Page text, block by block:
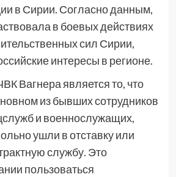
в Сирии. Согласно данным,
в боевых действиях
сил Сирии,
интересы в регионе.
Вагнера является то, что
из бывших сотрудников
и военнослужащих,
ушли в отставку или
службу. Это
пользоваться